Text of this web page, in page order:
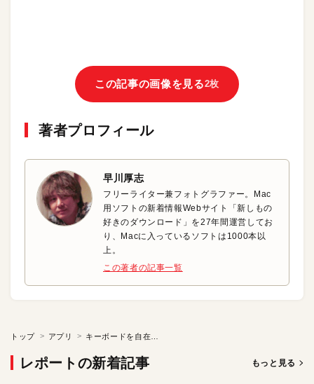
この記事の画像を見る2枚
著者プロフィール
早川厚志
フリーライター兼フォトグラファー。Mac
用ソフトの新着情報Webサイト「新しもの
好きのダウンロード」を27年間運営してお
り、Macに入っているソフトは1000本以
上。
この著者の記事一覧
トップ アプリ
レポートの新着記事 もっと見る